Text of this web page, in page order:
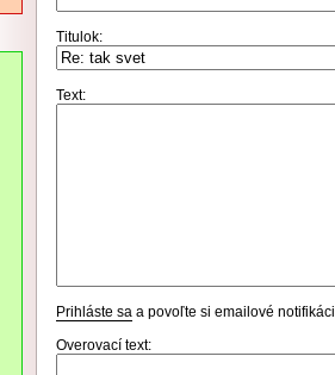
Titulok:
Text:
Prihláste sa a povoľte si emailové
Overovací text: